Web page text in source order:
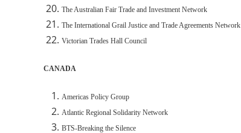
The Australian Fair Trade and Investment Network
The International Grail Justice and Trade Agreements Network
Victorian Trades Hall Council
CANADA
Americas Policy Group
Atlantic Regional Solidarity Network
BTS-Breaking the Silence